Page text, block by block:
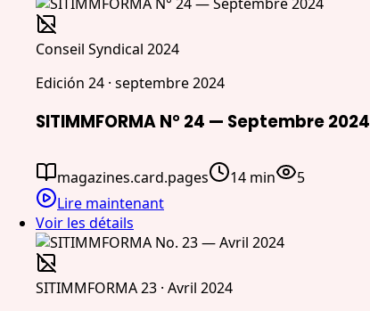
Conseil Syndical 2024
Edición 24 · septembre 2024
SITIMMFORMA N° 24 — Septembre 2024
magazines.card.pages 14 min
5
Lire maintenant
Voir les détails
SITIMMFORMA 23 · Avril 2024